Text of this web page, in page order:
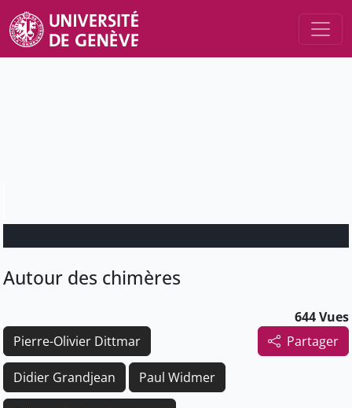
Autour des chimères
644 Vues
Partager
Pierre-Olivier Dittmar
Didier Grandjean Paul Widmer